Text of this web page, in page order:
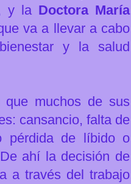
y la Doctora María
va a llevar a cabo
y la salud
muchos de sus
cansancio, falta de
pérdida de líbido o
De ahí la decisión de
a través del trabajo